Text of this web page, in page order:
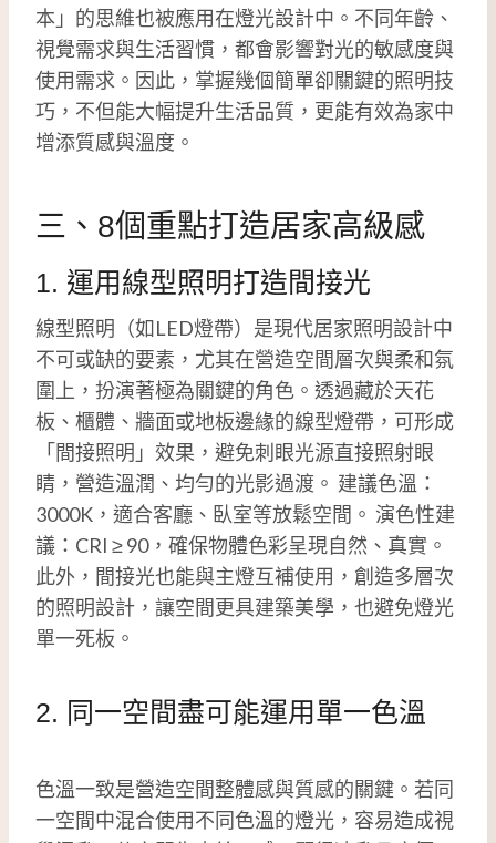
本」的思維也被應用在燈光設計中。不同年齡、
視覺需求與生活習慣，都會影響對光的敏感度與
使用需求。因此，掌握幾個簡單卻關鍵的照明技
巧，不但能大幅提升生活品質，更能有效為家中
增添質感與溫度。
三、8個重點打造居家高級感
1. 運用線型照明打造間接光
線型照明（如LED燈帶）是現代居家照明設計中
不可或缺的要素，尤其在營造空間層次與柔和氛
圍上，扮演著極為關鍵的角色。透過藏於天花
板、櫃體、牆面或地板邊緣的線型燈帶，可形成
「間接照明」效果，避免刺眼光源直接照射眼
睛，營造溫潤、均勻的光影過渡。 建議色溫：
3000K，適合客廳、臥室等放鬆空間。 演色性建
議：CRI ≥ 90，確保物體色彩呈現自然、真實。
此外，間接光也能與主燈互補使用，創造多層次
的照明設計，讓空間更具建築美學，也避免燈光
單一死板。
2. 同一空間盡可能運用單一色溫
色溫一致是營造空間整體感與質感的關鍵。若同
一空間中混合使用不同色溫的燈光，容易造成視